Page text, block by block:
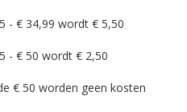
- € 34,99 wordt € 5,50
- € 50 wordt € 2,50
€ 50 worden geen kosten